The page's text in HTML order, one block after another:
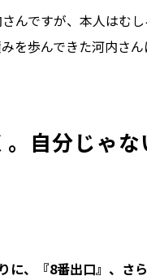
んですが、本人はむ
を歩んできた河内さ
自分じゃ
、『8番出口』、さ